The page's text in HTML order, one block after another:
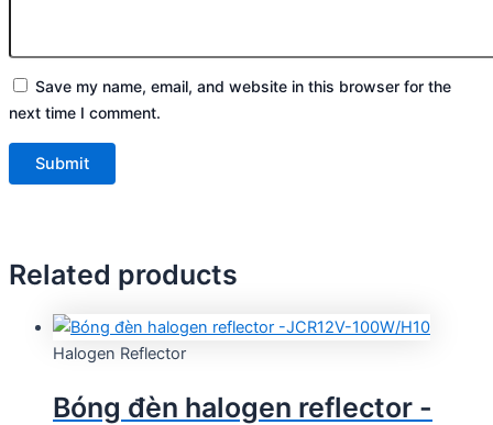
Save my name, email, and website in this browser for the
next time I comment.
Related products
Halogen Reflector
Bóng đèn halogen reflector -